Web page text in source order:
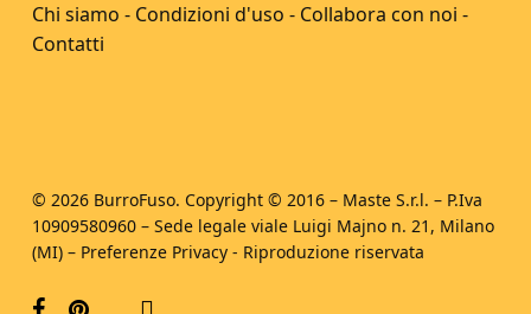
Chi siamo - Condizioni d'uso - Collabora con noi -
Contatti
© 2026 BurroFuso. Copyright © 2016 – Maste S.r.l. – P.Iva
10909580960 – Sede legale viale Luigi Majno n. 21, Milano
(MI) – Preferenze Privacy- Riproduzione riservata
facebookpinterestyoutube
instagram